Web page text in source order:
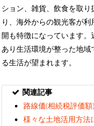
ション、雑貨、飲食を取
り、海外からの観光客が
開も特徴になっています
あり生活環境が整った地
る生活が望まれます。
関連記事
路線価(相続税評価
様々な土地活用方法